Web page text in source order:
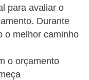
para avaliar o
Durante
o melhor caminho
o orçamento